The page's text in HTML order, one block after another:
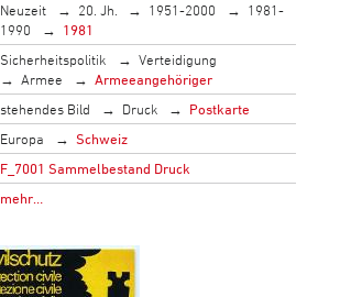
Neuzeit 20. Jh. 1951-2000
1981-
1990
1981
Sicherheitspolitik
Verteidigung
Armee
Armeeangehöriger
stehendes Bild Druck
Postkarte
Europa
Schweiz
F_7001 Sammelbestand Druck
mehr…